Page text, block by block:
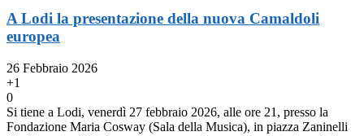
A Lodi la presentazione della nuova Camaldoli
europea
26 Febbraio 2026
+1
0
Si tiene a Lodi, venerdì 27 febbraio 2026, alle ore 21, presso la
Fondazione Maria Cosway (Sala della Musica), in piazza Zaninelli